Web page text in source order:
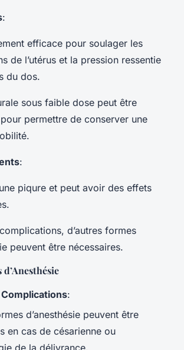
:
efficace pour soulager les
de l’utérus et la pression ressentie
du dos.
sous faible dose peut être
permettre de conserver une
:
piqure et peut avoir des effets
d’autres formes
peuvent être nécessaires.
Complications:
d’anesthésie peuvent être
en cas de césarienne ou